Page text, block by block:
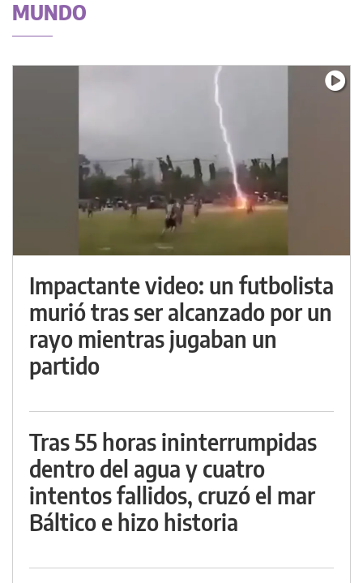
MUNDO
Impactante video: un futbolista
murió tras ser alcanzado por un
rayo mientras jugaban un
partido
Tras 55 horas ininterrumpidas
dentro del agua y cuatro
intentos fallidos, cruzó el mar
Báltico e hizo historia